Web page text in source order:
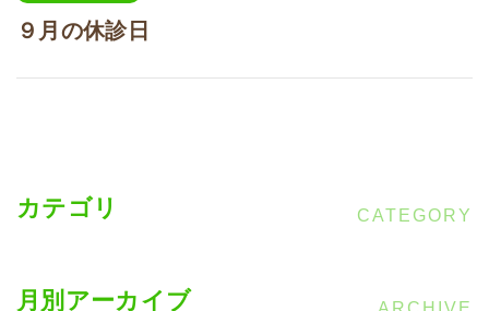
９月の休診日
カテゴリ
月別アーカイブ